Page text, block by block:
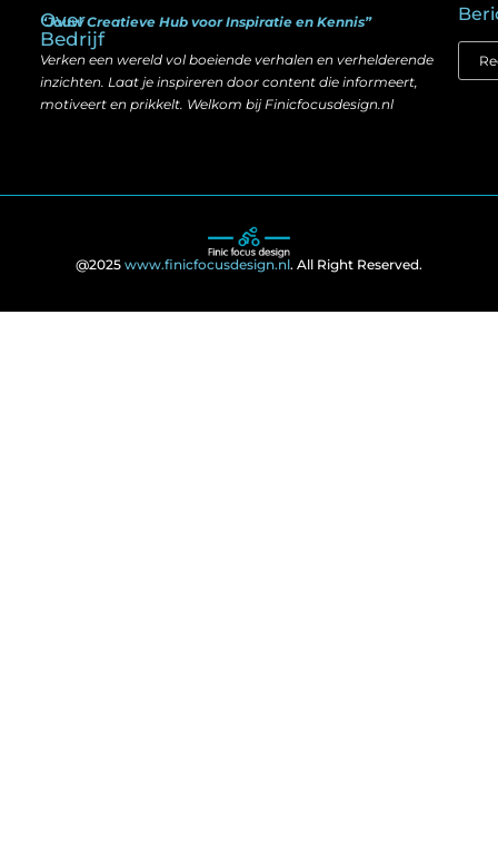
Over
Bedrijf
“Jouw Creatieve Hub voor Inspiratie en Kennis”
Verken een wereld vol boeiende verhalen en verhelderende
inzichten. Laat je inspireren door content die informeert,
motiveert en prikkelt. Welkom bij Finicfocusdesign.nl
@2025 www.finicfocusdesign.nl. All Right Reserved.